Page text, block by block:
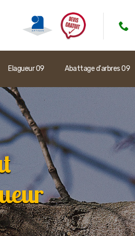
Elagueur 09 Abattage d'arbres 09